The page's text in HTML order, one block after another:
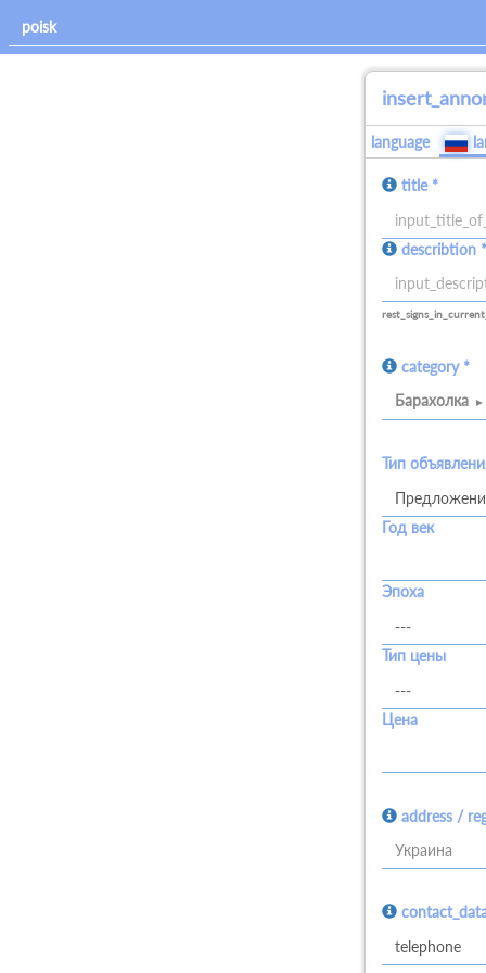
language
title *
allowed_signs:
describtion *
allowed_signs:
category *
Барахолка
Тип
Год век
Эпоха
Тип цены
Цена
address /
Украина